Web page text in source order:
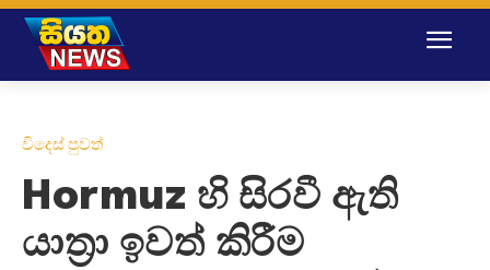
විදෙස් පුවත්
Hormuz හි සිරවී ඇති
යාත්‍රා ඉවත් කිරීම